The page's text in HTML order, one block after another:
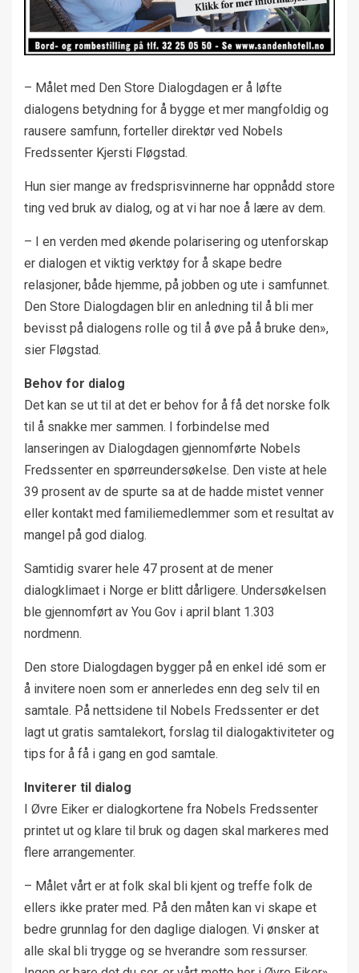
– Målet med Den Store Dialogdagen er å løfte
dialogens betydning for å bygge et mer mangfoldig og
rausere samfunn, forteller direktør ved Nobels
Fredssenter Kjersti Fløgstad.
Hun sier mange av fredsprisvinnerne har oppnådd store
ting ved bruk av dialog, og at vi har noe å lære av dem.
– I en verden med økende polarisering og utenforskap
er dialogen et viktig verktøy for å skape bedre
relasjoner, både hjemme, på jobben og ute i samfunnet.
Den Store Dialogdagen blir en anledning til å bli mer
bevisst på dialogens rolle og til å øve på å bruke den»,
sier Fløgstad.
Behov for dialog
Det kan se ut til at det er behov for å få det norske folk
til å snakke mer sammen. I forbindelse med
lanseringen av Dialogdagen gjennomførte Nobels
Fredssenter en spørreundersøkelse. Den viste at hele
39 prosent av de spurte sa at de hadde mistet venner
eller kontakt med familiemedlemmer som et resultat av
mangel på god dialog.
Samtidig svarer hele 47 prosent at de mener
dialogklimaet i Norge er blitt dårligere. Undersøkelsen
ble gjennomført av You Gov i april blant 1.303
nordmenn.
Den store Dialogdagen bygger på en enkel idé som er
å invitere noen som er annerledes enn deg selv til en
samtale. På nettsidene til Nobels Fredssenter er det
lagt ut gratis samtalekort, forslag til dialogaktiviteter og
tips for å få i gang en god samtale.
Inviterer til dialog
I Øvre Eiker er dialogkortene fra Nobels Fredssenter
printet ut og klare til bruk og dagen skal markeres med
flere arrangementer.
– Målet vårt er at folk skal bli kjent og treffe folk de
ellers ikke prater med. På den måten kan vi skape et
bedre grunnlag for den daglige dialogen. Vi ønsker at
alle skal bli trygge og se hverandre som ressurser.